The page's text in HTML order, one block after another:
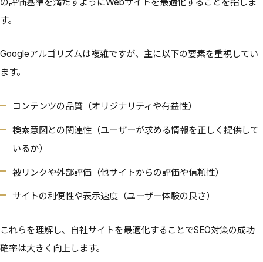
す。
Googleアルゴリズムは複雑ですが、主に以下の要素を重視してい
ます。
コンテンツの品質（オリジナリティや有益性）
検索意図との関連性（ユーザーが求める情報を正しく提供して
いるか）
被リンクや外部評価（他サイトからの評価や信頼性）
サイトの利便性や表示速度（ユーザー体験の良さ）
これらを理解し、自社サイトを最適化することでSEO対策の成功
確率は大きく向上します。